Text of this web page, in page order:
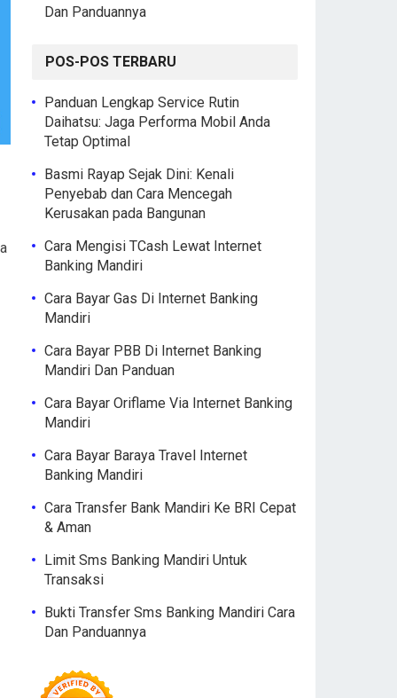
Dan Panduannya
POS-POS TERBARU
Panduan Lengkap Service Rutin
Daihatsu: Jaga Performa Mobil Anda
Tetap Optimal
Basmi Rayap Sejak Dini: Kenali
Penyebab dan Cara Mencegah
Kerusakan pada Bangunan
Cara Mengisi TCash Lewat Internet
Banking Mandiri
Cara Bayar Gas Di Internet Banking
Mandiri
Cara Bayar PBB Di Internet Banking
Mandiri Dan Panduan
Cara Bayar Oriflame Via Internet Banking
Mandiri
Cara Bayar Baraya Travel Internet
Banking Mandiri
Cara Transfer Bank Mandiri Ke BRI Cepat
& Aman
Limit Sms Banking Mandiri Untuk
Transaksi
Bukti Transfer Sms Banking Mandiri Cara
Dan Panduannya